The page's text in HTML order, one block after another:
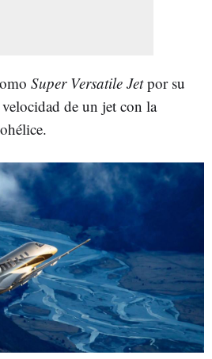
Super Versatile Jetpor su
de un jet con la